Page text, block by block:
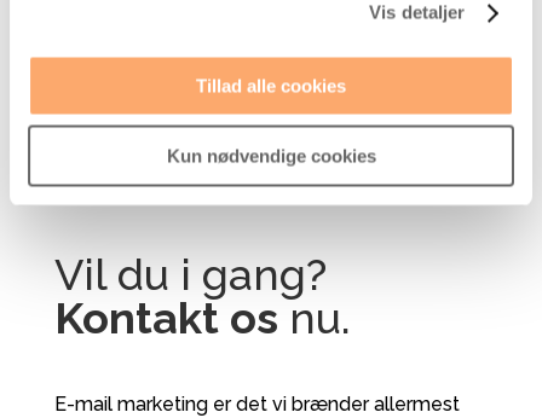
Vis detaljer
Tillad alle cookies
Kun nødvendige cookies
indhold i alle e-mails. Vi har
været meget tilfredse med
arbejdet”
Jacob Højsted Nielsen
Marketing Manager, Skovby Møbler
Vil du i gang?
Kontakt os nu.
E-mail marketing er det vi brænder allermest